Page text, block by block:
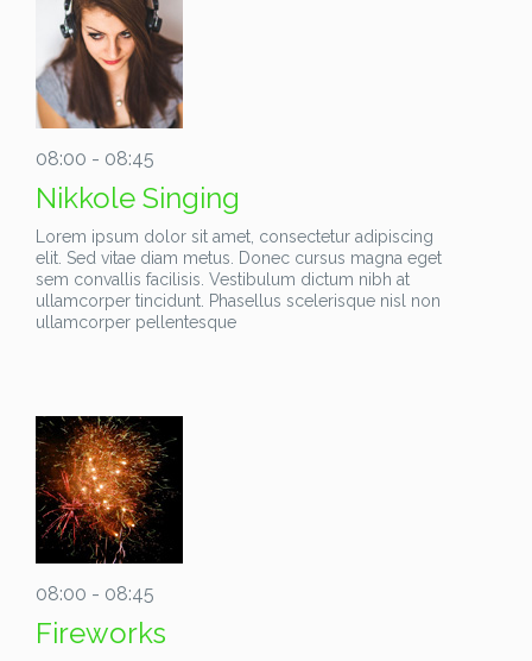
08:00 - 08:45
Nikkole Singing
Lorem ipsum dolor sit amet, consectetur adipiscing
elit. Sed vitae diam metus. Donec cursus magna eget
sem convallis facilisis. Vestibulum dictum nibh at
ullamcorper tincidunt. Phasellus scelerisque nisl non
ullamcorper pellentesque
08:00 - 08:45
Fireworks